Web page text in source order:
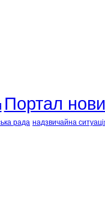
Портал
рада надзвичайна